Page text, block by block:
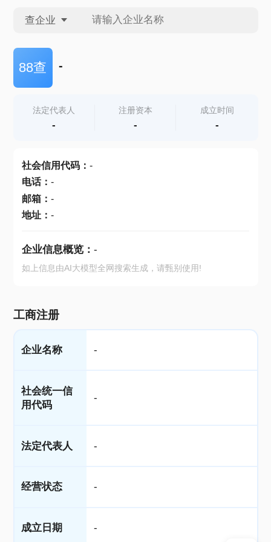
查企业
查企业
查产地
88查 -
法定代表人
-
注册资本
-
成立时间
-
社会信用代码： -
电话： -
邮箱： -
地址： -
企业信息概览： -
如上信息由AI大模型全网搜索生成，请甄别使用!
工商注册
企业名称 -
社会统一信
用代码
-
法定代表人 -
经营状态 -
成立日期 -